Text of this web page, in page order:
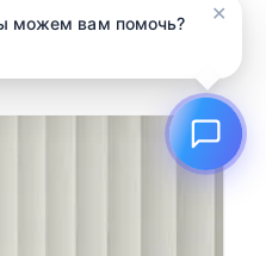
✕
можем вам помочь?